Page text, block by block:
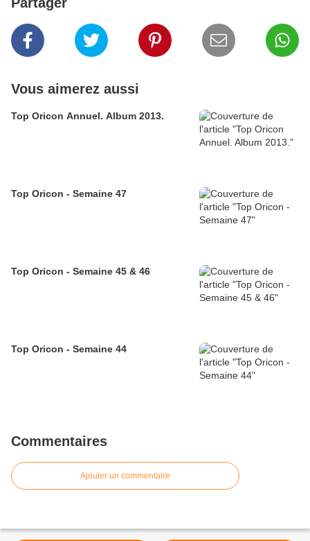
Vous aimerez aussi
Top Oricon Annuel. Album 2013.
Top Oricon - Semaine 47
Top Oricon - Semaine 45 & 46
Top Oricon - Semaine 44
Commentaires
Ajouter un commentaire